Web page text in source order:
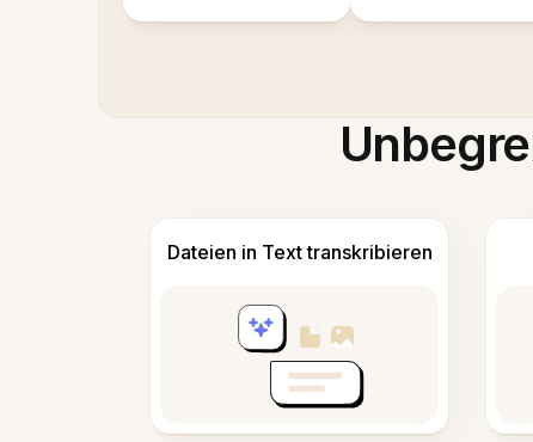
Dateien in Text transkribieren